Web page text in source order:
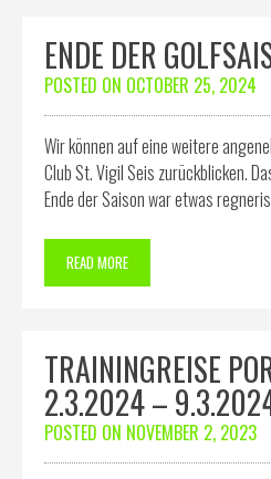
ENDE DER
POSTED ON OCTOBER 25, 2024
Wir können auf eine weitere
Club St. Vigil Seis zurückblicken.
Ende der Saison war etwas
READ MORE
TRAININGREISE
2.3.2024 –
POSTED ON NOVEMBER 2, 2023